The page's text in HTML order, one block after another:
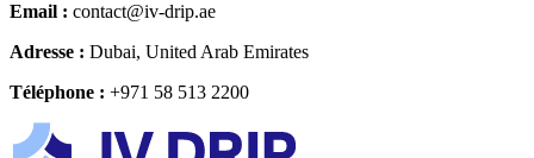
Email : contact@iv-drip.ae
Adresse : Dubai, United Arab Emirates
Téléphone : +971 58 513 2200